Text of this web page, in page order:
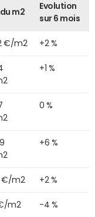
du m2
Evolution
sur 6 mois
€/m2 +2 %
+1 %
0 %
+6 %
€/m2 +2 %
m2 -4 %